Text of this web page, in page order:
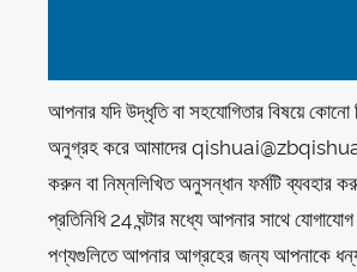
আপনার যদি উদ্ধৃতি বা সহযোগিতার বিষয়ে কোনো
অনুগ্রহ করে আমাদের
করুন বা নিম্নলিখিত অনুসন্ধান ফর্মটি ব্যবহার
প্রতিনিধি 24 ঘন্টার মধ্যে আপনার সাথে
পণ্যগুলিতে আপনার আগ্রহের জন্য আপনাকে